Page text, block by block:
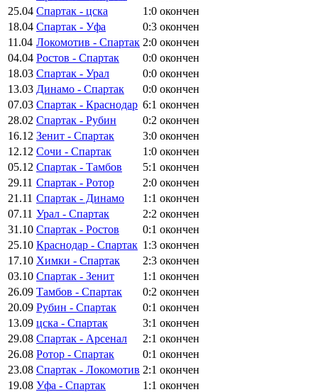
25.04 Спартак - цска 1:0 окончен
18.04 Спартак - Уфа 0:3 окончен
11.04 Локомотив - Спартак 2:0 окончен
04.04 Ростов - Спартак 0:0 окончен
18.03 Спартак - Урал 0:0 окончен
13.03 Динамо - Спартак 0:0 окончен
07.03 Спартак - Краснодар 6:1 окончен
28.02 Спартак - Рубин 0:2 окончен
16.12 Зенит - Спартак 3:0 окончен
12.12 Сочи - Спартак 1:0 окончен
05.12 Спартак - Тамбов 5:1 окончен
29.11 Спартак - Ротор 2:0 окончен
21.11 Спартак - Динамо 1:1 окончен
07.11 Урал - Спартак 2:2 окончен
31.10 Спартак - Ростов 0:1 окончен
25.10 Краснодар - Спартак 1:3 окончен
17.10 Химки - Спартак 2:3 окончен
03.10 Спартак - Зенит 1:1 окончен
26.09 Тамбов - Спартак 0:2 окончен
20.09 Рубин - Спартак 0:1 окончен
13.09 цска - Спартак 3:1 окончен
29.08 Спартак - Арсенал 2:1 окончен
26.08 Ротор - Спартак 0:1 окончен
23.08 Спартак - Локомотив 2:1 окончен
19.08 Уфа - Спартак 1:1 окончен